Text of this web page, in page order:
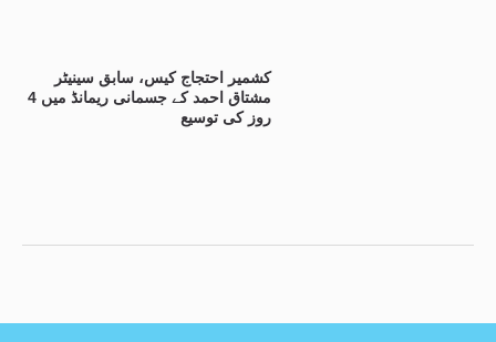
کشمیر احتجاج کیس، سابق سینیٹر
مشتاق احمد کے جسمانی ریمانڈ میں 4
روز کی توسیع